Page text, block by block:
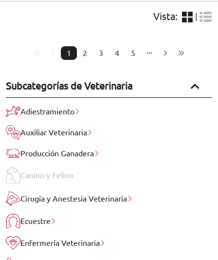
Vista:
1 2 3 4 5
Subcategorías de Veterinaria
Adiestramiento
Auxiliar Veterinaria
Producción Ganadera
Canino y Felino
Cirugía y Anestesia Veterinaria
Ecuestre
Enfermería Veterinaria